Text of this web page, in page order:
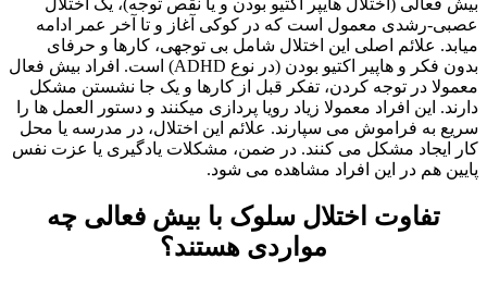
بیش فعالی (اختلال هایپر اکتیو بودن و یا نقص توجه)، یک اختلال
عصبی-رشدی معمول است که در کوکی آغاز و تا آخر عمر ادامه
میابد. علائم اصلی این اختلال شامل بی توجهی، کارها و حرفای
بدون فکر و هاپیر اکتیو بودن (در نوع ADHD) است. افراد بیش فعال
معمولا در توجه کردن، تفکر قبل از کارها و یک جا نشستن مشکل
دارند. این افراد معمولا زیاد رویا پردازی میکنند و دستور العمل ها را
سریع به فراموش می سپارند. علائم این اختلال، در مدرسه یا محل
کار ایجاد مشکل می کنند. در ضمن، مشکلات یادگیری یا عزت نفس
پایین هم در این افراد مشاهده می شود.
تفاوت اختلال سلوک با بیش فعالی چه
مواردی هستند؟